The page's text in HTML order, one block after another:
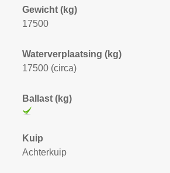
Gewicht (kg)
17500
Waterverplaatsing (kg)
17500 (circa)
Ballast (kg)
Kuip
Achterkuip